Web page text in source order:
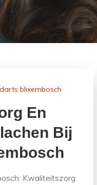
blixembosch
En
Bij
Kwaliteitszorg